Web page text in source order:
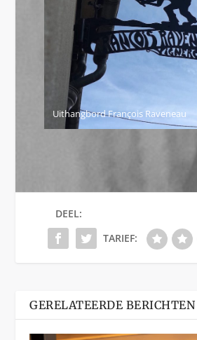
Uithangbord François Raveneau
DEEL:
TARIEF:
GERELATEERDE BERICHTEN